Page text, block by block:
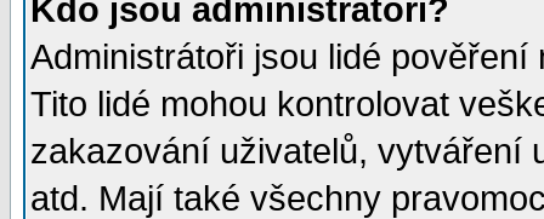
Kdo jsou administrátoři?
Administrátoři jsou lidé
Tito lidé mohou kontrolovat
zakazování uživatelů, vytváření
atd. Mají také všechny